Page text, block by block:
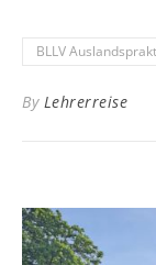
BLLV
By Lehrerreise